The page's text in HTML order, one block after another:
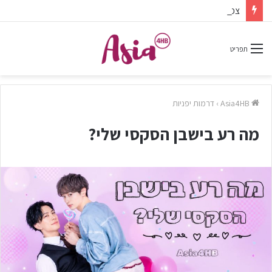
צפיתם בדרמה או סרט ונהניתם? אל תשכחו לפרגן בתגובות.
תפריט
› דרמות יפניות
מה רע בישבן הסקסי שלי?